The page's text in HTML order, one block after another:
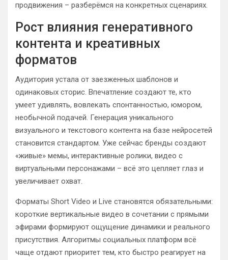
продвижения – разберёмся на конкретных сценариях.
Рост влияния генеративного
контента и креативных
форматов
Аудитория устала от заезженных шаблонов и
одинаковых сторис. Впечатление создают те, кто
умеет удивлять, вовлекать спонтанностью, юмором,
необычной подачей. Генерация уникального
визуального и текстового контента на базе нейросетей
становится стандартом. Уже сейчас бренды создают
«живые» мемы, интерактивные ролики, видео с
виртуальными персонажами – всё это цепляет глаз и
увеличивает охват.
Форматы Short Video и Live становятся обязательными:
короткие вертикальные видео в сочетании с прямыми
эфирами формируют ощущение динамики и реального
присутствия. Алгоритмы социальных платформ всё
чаще отдают приоритет тем, кто быстро реагирует на